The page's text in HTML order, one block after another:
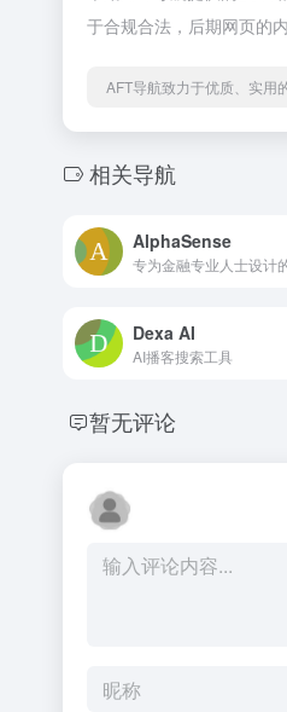
于合规合法，后期网页的
AFT导航致力于优质、实用
相关导航
AlphaSense
专为金融专业人士设计
Dexa AI
AI播客搜索工具
暂无评论